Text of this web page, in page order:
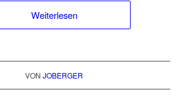
Weiterlesen
VONJOBERGER